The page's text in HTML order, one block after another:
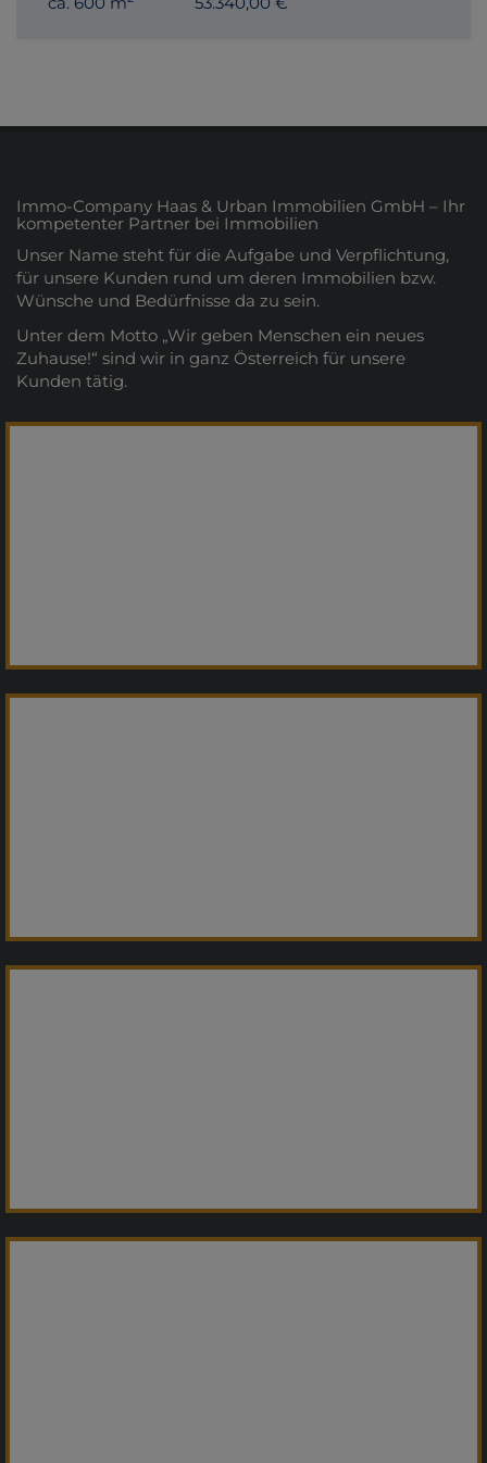
Immo-Company Haas & Urban Immobilien GmbH – Ihr
kompetenter Partner bei Immobilien
Unser Name steht für die Aufgabe und Verpflichtung,
für unsere Kunden rund um deren Immobilien bzw.
Wünsche und Bedürfnisse da zu sein.
Unter dem Motto „Wir geben Menschen ein neues
Zuhause!“ sind wir in ganz Österreich für unsere
Kunden tätig.